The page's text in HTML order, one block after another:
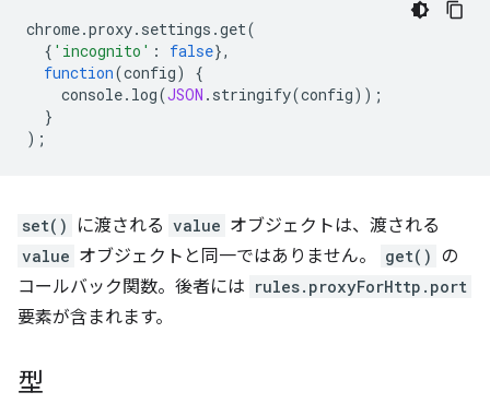
chrome.proxy. settings .get(
{ 'incognito' : false},
function(config)
{
console. log(JSON . stringify(config));
}
);
set() に渡される value オブジェクトは、渡される
value オブジェクトと同一ではありません。 get() の
コールバック関数。後者には rules.proxyForHttp.port
要素が含まれます。
型